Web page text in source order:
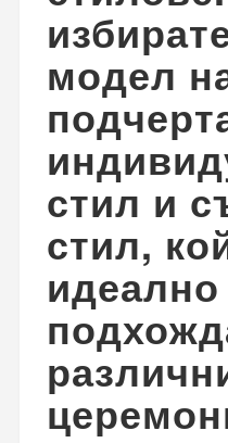
модел
стил и
стил,
идеално